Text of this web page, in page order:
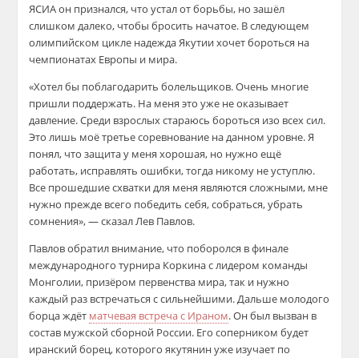
ЯСИА он признался, что устал от борьбы, но зашёл
слишком далеко, чтобы бросить начатое. В следующем
олимпийском цикле надежда Якутии хочет бороться на
чемпионатах Европы и мира.
«Хотел бы поблагодарить болельщиков. Очень многие
пришли поддержать. На меня это уже не оказывает
давление. Среди взрослых стараюсь бороться изо всех сил.
Это лишь моё третье соревнование на данном уровне. Я
понял, что защита у меня хорошая, но нужно ещё
работать, исправлять ошибки, тогда никому не уступлю.
Все прошедшие схватки для меня являются сложными, мне
нужно прежде всего победить себя, собраться, убрать
сомнения», — сказал Лев Павлов.
Павлов обратил внимание, что поборолся в финале
международного турнира Коркина с лидером команды
Монголии, призёром первенства мира, так и нужно
каждый раз встречаться с сильнейшими. Дальше молодого
борца ждёт матчевая встреча с Ираном. Он был вызван в
состав мужской сборной России. Его соперником будет
иранский борец, которого якутянин уже изучает по